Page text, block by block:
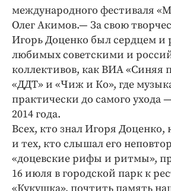
международного фестиваля
Олег Акимов.— За свою
Игорь Доценко был сердцем и
любимых советскими и
коллективов, как ВИА «Синяя
«ДДТ» и «Чиж и Ко», где
практически до самого ухода
2014 года.
Всех, кто знал Игоря Доценко,
и тех, кто слышал его
«доцевские рифы и ритмы»,
16 июля в городской парк к